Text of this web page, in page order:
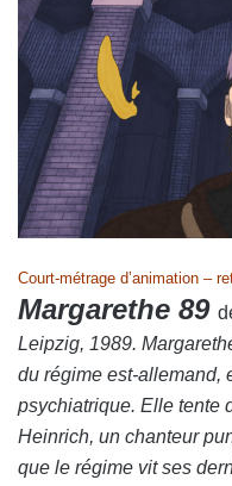
Court-métrage d’animation –
Margarethe 89
Leipzig, 1989.
du régime est-allemand,
psychiatrique. Elle tente
Heinrich, un chanteur
que le régime vit ses